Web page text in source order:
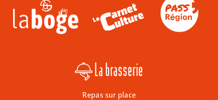
La brasserie
Repas sur place